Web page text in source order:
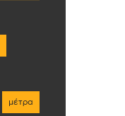
μέτρα